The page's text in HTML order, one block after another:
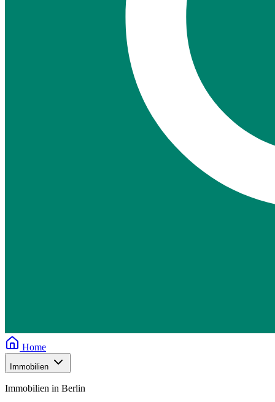
Home
Immobilien
Immobilien in Berlin